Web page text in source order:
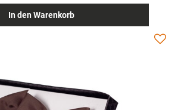
In den Warenkorb